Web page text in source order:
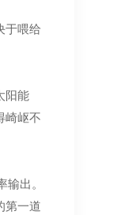
于喂给
阳能
崎岖不
出。
第一道